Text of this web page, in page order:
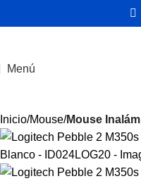
Menú
Inicio Mouse Mouse